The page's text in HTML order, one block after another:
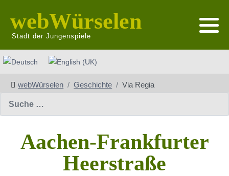
webWürselen
Stadt der Jungenspiele
Sprache auswählen
webWürselen Geschichte Via Regia
Aachen-Frankfurter
Heerstraße